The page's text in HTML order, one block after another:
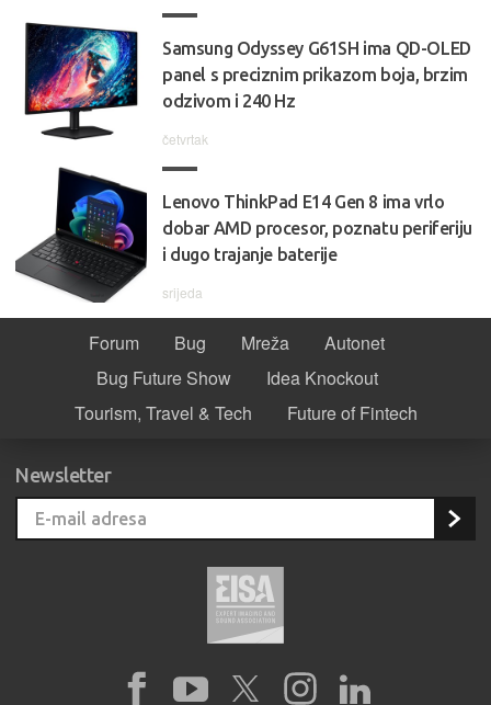
Samsung Odyssey G61SH ima QD-OLED
panel s preciznim prikazom boja, brzim
odzivom i 240 Hz
četvrtak
Lenovo ThinkPad E14 Gen 8 ima vrlo
dobar AMD procesor, poznatu periferiju
i dugo trajanje baterije
srijeda
Forum Bug Mreža
Autonet
Bug Future Show
Idea Knockout
Tourism, Travel & Tech
Future of Fintech
Newsletter